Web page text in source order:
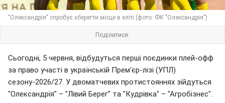
"Олександрія" спробує зберегти місце в еліті (фото: ФК "Олександрія")
Поділитися:
Сьогодні, 5 червня, відбудуться перші поєдинки плей-офф
за право участі в українській Прем'єр-лізі (УПЛ)
сезону-2026/27. У двоматчевих протистояннях зійдуться
"Олександрія" – "Лівий Берег" та "Кудрівка" – "Агробізнес".